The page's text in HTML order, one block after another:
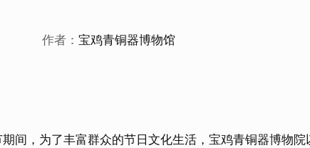
作者： 宝鸡青铜器博物馆
，为了丰富群众的节日文化生活，宝鸡青铜器博物院